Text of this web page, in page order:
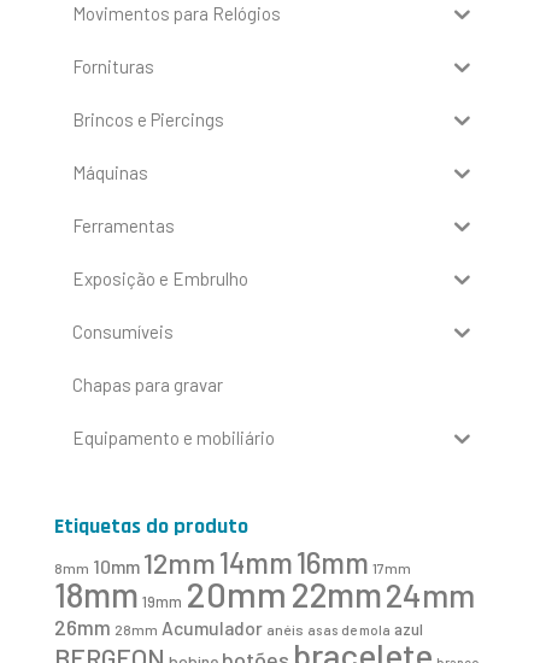
Movimentos para Relógios
Fornituras
Brincos e Piercings
Máquinas
Ferramentas
Exposição e Embrulho
Consumíveis
Chapas para gravar
Equipamento e mobiliário
Etiquetas do produto
8mm 10mm 12mm14mm16mm 17mm
18mm 19mm 20mm 22mm24mm
26mm 28mm Acumulador anéis asas de mola azul
BERGEON bracelete